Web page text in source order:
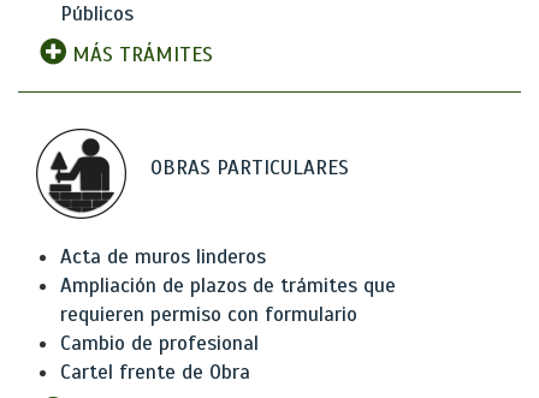
Públicos
MÁS TRÁMITES
OBRAS PARTICULARES
Acta de muros linderos
Ampliación de plazos de trámites que
requieren permiso con formulario
Cambio de profesional
Cartel frente de Obra